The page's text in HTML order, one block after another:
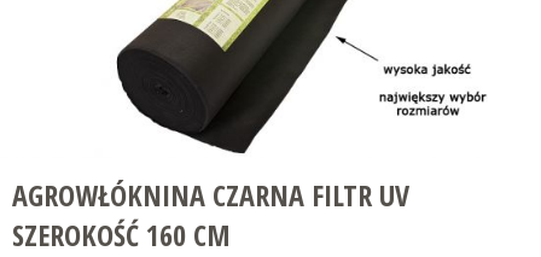
AGROWŁÓKNINA CZARNA FILTR UV
SZEROKOŚĆ 160 CM